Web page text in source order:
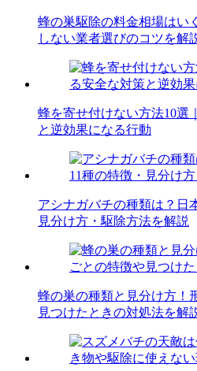
蜂の巣駆除の料金相場はい
しない業者選びのコツを解
蜂を寄せ付けない方法10選
と逆効果になる行動
アシナガバチの種類は？日
見分け方・駆除方法を解説
蜂の巣の種類と見分け方！
見つけたときの対処法を解